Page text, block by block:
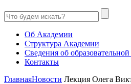
Об Академии
Структура Академии
Сведения об
Контакты
ГлавнаяНовости Лекция Олега